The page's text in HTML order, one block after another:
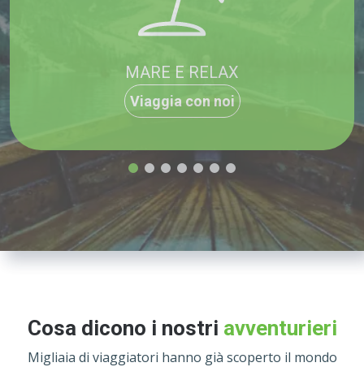
MARE E RELAX
Viaggia con noi
Cosa dicono i nostri avventurieri
Migliaia di viaggiatori hanno già scoperto il mondo